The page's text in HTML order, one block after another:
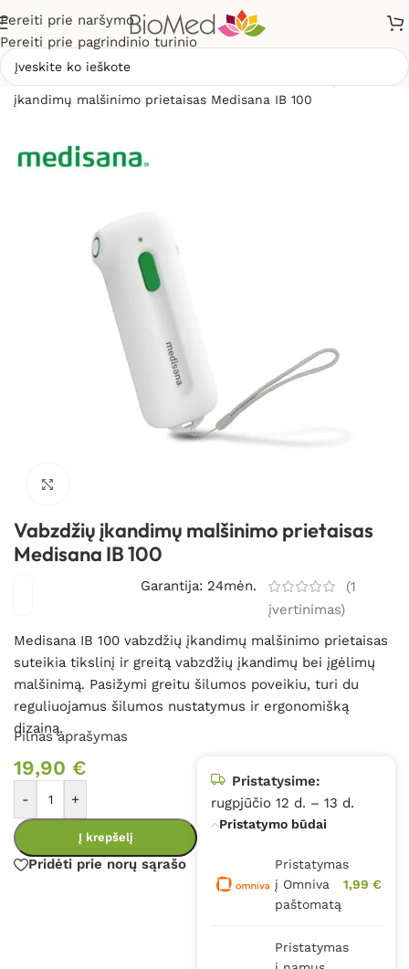
Pereiti prie naršymo
Pereiti prie pagrindinio turinio
įkandimų malšinimo prietaisas Medisana IB 100
Vabzdžių įkandimų malšinimo prietaisas
Medisana IB 100
Garantija: 24mėn. (1
įvertinimas)
Medisana IB 100 vabzdžių įkandimų malšinimo prietaisas
suteikia tikslinį ir greitą vabzdžių įkandimų bei įgėlimų
malšinimą. Pasižymi greitu šilumos poveikiu, turi du
reguliuojamus šilumos nustatymus ir ergonomišką
dizainą.
Pilnas aprašymas
19,90 €
- +
Į krepšelį
Pridėti prie norų sąrašo
Pristatysime:
rugpjūčio 12 d. – 13 d.
Pristatymo būdai
Pristatymas
į Omniva
paštomatą
1,99 €
Pristatymas